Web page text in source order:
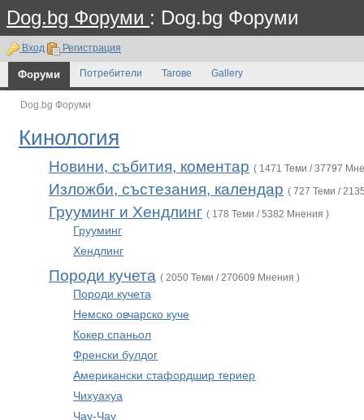
Dog.bg Форуми : Dog.bg Форуми
Вход Регистрация
Форуми Потребители Тагове Gallery
Dog.bg Форуми
Кинология
Новини, събития, коментар ( 1471 Теми / 37797
Изложби, състезания, календар ( 727 Теми /
Грууминг и Хендлинг ( 178 Теми / 5382 Мнения )
Грууминг
Хендлинг
Породи кучета ( 2050 Теми / 270609 Мнения )
Породи кучета
Немско овчарско куче
Кокер спаньол
Френски булдог
Американски стафордшир териер
Чихуахуа
Чау-Чау